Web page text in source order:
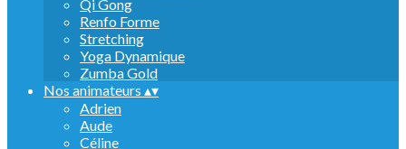
Qi Gong
Renfo Forme
Stretching
Yoga Dynamique
Zumba Gold
Nos animateurs ▴▾
Adrien
Aude
Céline